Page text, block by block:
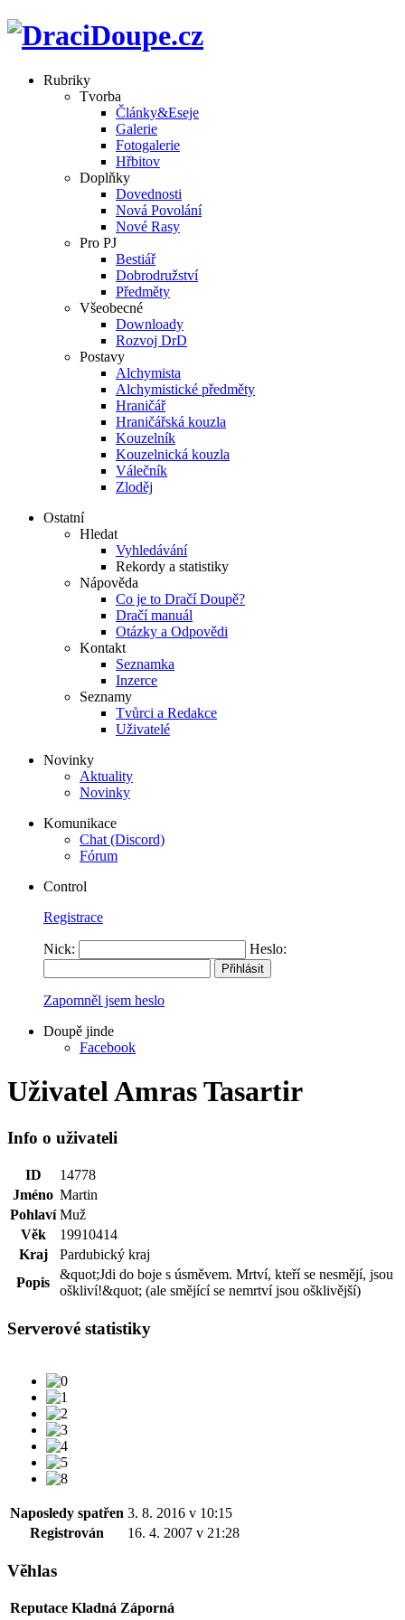
Rubriky
Tvorba
Články&Eseje
Galerie
Fotogalerie
Hřbitov
Doplňky
Dovednosti
Nová Povolání
Nové Rasy
Pro PJ
Bestiář
Dobrodružství
Předměty
Všeobecné
Downloady
Rozvoj DrD
Postavy
Alchymista
Alchymistické předměty
Hraničář
Hraničářská kouzla
Kouzelník
Kouzelnická kouzla
Válečník
Zloděj
Ostatní
Hledat
Vyhledávání
Rekordy a statistiky
Nápověda
Co je to Dračí Doupě?
Dračí manuál
Otázky a Odpovědi
Kontakt
Seznamka
Inzerce
Seznamy
Tvůrci a Redakce
Uživatelé
Novinky
Aktuality
Novinky
Komunikace
Chat (Discord)
Fórum
Control
Registrace
Nick: Heslo:
Zapomněl jsem heslo
Doupě jinde
Facebook
Uživatel Amras Tasartir
Info o uživateli
ID
14778
Jméno Martin
Pohlaví Muž
Věk
19910414
Kraj
Pardubický kraj
Popis
&quot;Jdi do boje s úsměvem. Mrtví, kteří se nesmějí, jsou
oškliví!&quot; (ale smějící se nemrtví jsou ošklivější)
Serverové statistiky
Naposledy spatřen 3. 8. 2016 v 10:15
Registrován
16. 4. 2007 v 21:28
Věhlas
Reputace Kladná Záporná